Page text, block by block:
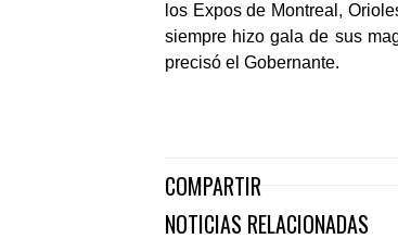
los Expos de Montreal,
siempre hizo gala de sus
precisó el Gobernante.
COMPARTIR
NOTICIAS RELACIONADAS